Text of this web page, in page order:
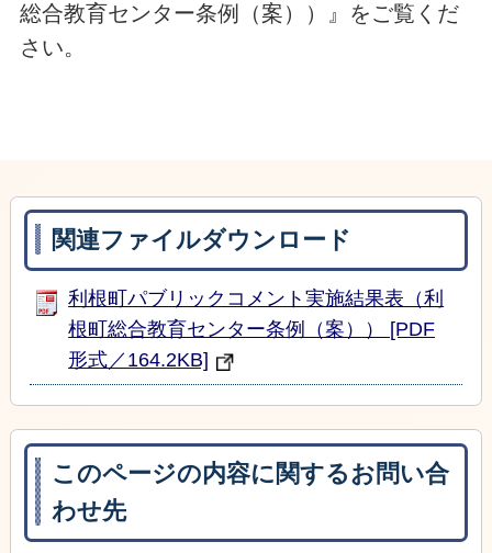
総合教育センター条例（案））』をご覧くだ
さい。
関連ファイルダウンロード
利根町パブリックコメント実施結果表（利
根町総合教育センター条例（案）） [PDF
形式／164.2KB]
このページの内容に関するお問い合
わせ先